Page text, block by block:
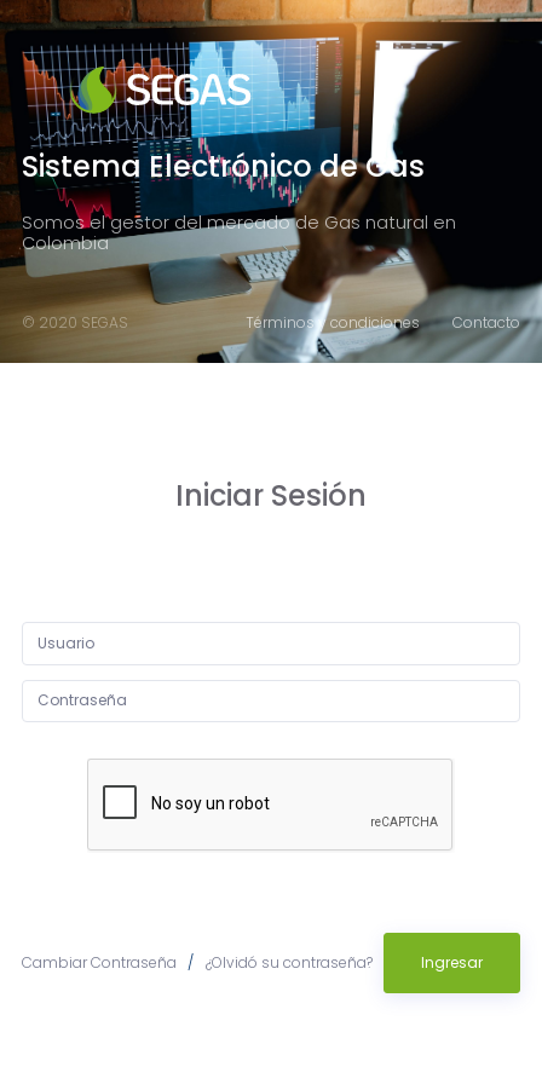
Sistema Electrónico de Gas
Somos el gestor del mercado de Gas natural en
Colombia
© 2020 SEGAS Términos y condiciones Contacto
Iniciar Sesión
Cambiar Contraseña / ¿Olvidó su contraseña?